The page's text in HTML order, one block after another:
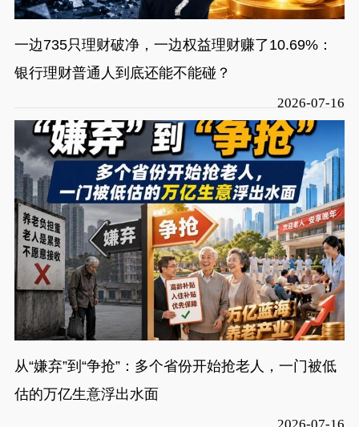
一边735只理财破净，一边权益理财赚了10.69%：
银行理财普通人到底还能不能碰？
2026-07-16
从“嫌弃”到“争抢”：多个省份开始抢老人，一门被低
估的万亿生意浮出水面
2026-07-16